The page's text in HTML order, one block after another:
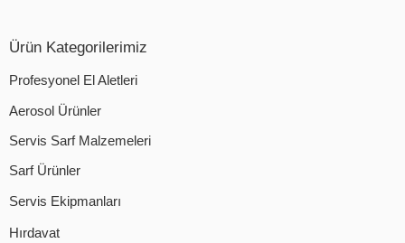
Ürün Kategorilerimiz
Profesyonel El Aletleri
Aerosol Ürünler
Servis Sarf Malzemeleri
Sarf Ürünler
Servis Ekipmanları
Hırdavat